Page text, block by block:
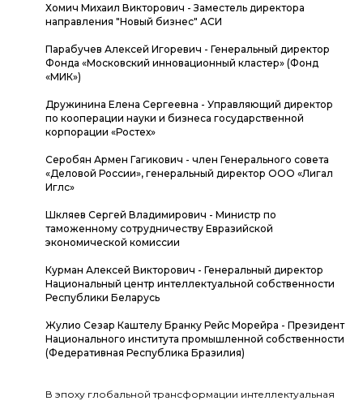
Хомич Михаил Викторович - Заместель директора
направления "Новый бизнес" АСИ
Парабучев Алексей Игоревич - Генеральный директор
Фонда «Московский инновационный кластер» (Фонд
«МИК»)
Дружинина Елена Сергеевна - Управляющий директор
по кооперации науки и бизнеса государственной
корпорации «Ростех»
Серобян Армен Гагикович - член Генерального совета
«Деловой России», генеральный директор ООО «Лигал
Иглс»
Шкляев Сергей Владимирович - Министр по
таможенному сотрудничеству Евразийской
экономической комиссии
Курман Алексей Викторович - Генеральный директор
Национальный центр интеллектуальной собственности
Республики Беларусь
Жулио Сезар Каштелу Бранку Рейс Морейра - Президент
Национального института промышленной собственности
(Федеративная Республика Бразилия)
В эпоху глобальной трансформации интеллектуальная